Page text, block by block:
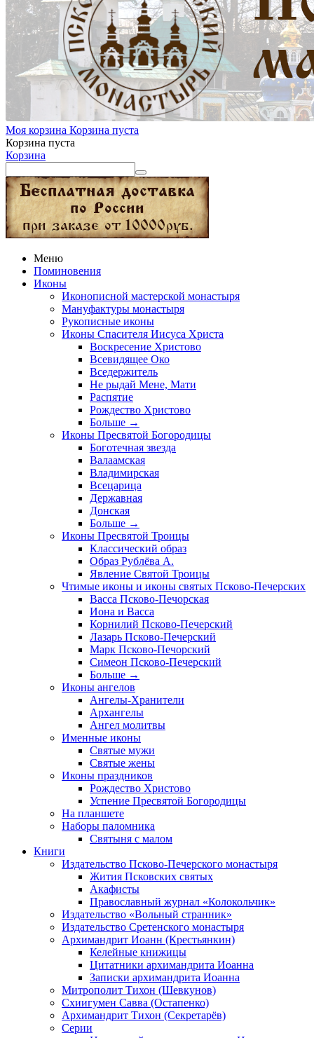
Моя корзина Корзина пуста
Корзина пуста
Корзина
Меню
Поминовения
Иконы
Иконописной мастерской монастыря
Мануфактуры монастыря
Рукописные иконы
Иконы Спасителя Иисуса Христа
Воскресение Христово
Всевидящее Око
Вседержитель
Не рыдай Мене, Мати
Распятие
Рождество Христово
Больше →
Иконы Пресвятой Богородицы
Боготечная звезда
Валаамская
Владимирская
Всецарица
Державная
Донская
Больше →
Иконы Пресвятой Троицы
Классический образ
Образ Рублёва А.
Явление Святой Троицы
Чтимые иконы и иконы святых Псково-Печерских
Васса Псково-Печорская
Иона и Васса
Корнилий Псково-Печерский
Лазарь Псково-Печерский
Марк Псково-Печорский
Симеон Псково-Печерский
Больше →
Иконы ангелов
Ангелы-Хранители
Архангелы
Ангел молитвы
Именные иконы
Святые мужи
Святые жены
Иконы праздников
Рождество Христово
Успение Пресвятой Богородицы
На планшете
Наборы паломника
Святыня с малом
Книги
Издательство Псково-Печерского монастыря
Жития Псковских святых
Акафисты
Православный журнал «Колокольчик»
Издательство «Вольный странник»
Издательство Сретенского монастыря
Архимандрит Иоанн (Крестьянкин)
Келейные книжицы
Цитатники архимандрита Иоанна
Записки архимандрита Иоанна
Митрополит Тихон (Шевкунов)
Схиигумен Савва (Остапенко)
Архимандрит Тихон (Секретарёв)
Серии